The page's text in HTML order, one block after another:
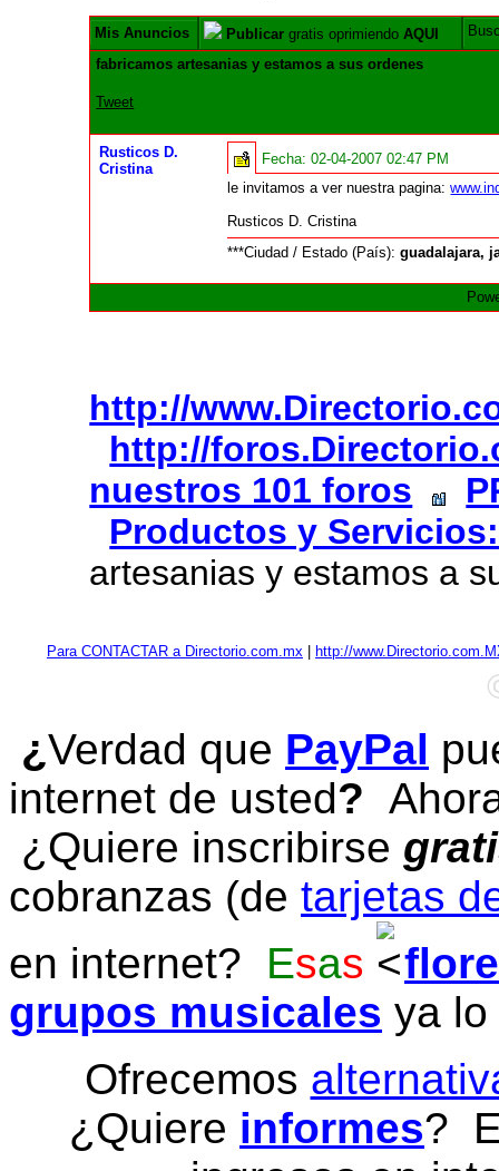
Mis Anuncios Publicar gratis oprimiendoAQUI
fabricamos artesanias y estamos a sus ordenes
Tweet
Rusticos D.
Cristina
Fecha:02-04-2007 02:47 PM
le invitamos a ver nuestra pagina:
Rusticos D. Cristina
***Ciudad / Estado (País):guadalajara,
http://
http://
nuestros 101 foros
Productos y
artesanias y estamos a
Para CONTACTAR a Directorio.com.mx http://
¿Verdad que PayPal
internet de usted?
¿Quiere inscribirse
cobranzas (de tarjetas
en internet? Esas
grupos musicales ya
Ofrecemos
¿Quiere informes?